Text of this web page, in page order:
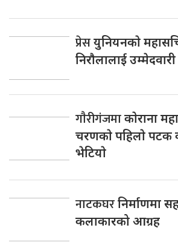
प्रेसयुनियनकाे
निराैलालाई
गाैरीगंजमाकाेराना
चरणकाे पहिलाे पटक
भेटियाे
नाटकघरनिर्माणमा
कलाकारको आग्रह